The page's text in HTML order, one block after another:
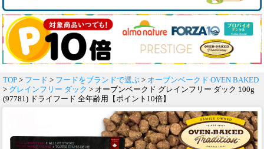
TOP > フード > フードをブランドで選ぶ > オーブンベークド OVEN BAKED
> グレインフリー ダック > オーブンベークド グレインフリー ダック 100g
(97781) ドライフード 全年齢用【ポイント10倍】